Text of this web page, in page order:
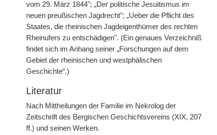
vom 29. März 1844"; „Der politische Jesuitismus im
neuen preußischen Jagdrecht"; „Ueber die Pflicht des
Staates, die rheinischen Jagdeigenthümer des rechten
Rheinufers zu entschädigen". (Ein genaues Verzeichniß
findet sich im Anhang seiner „Forschungen auf dem
Gebiet der rheinischen und westphälischen
Geschichte“.)
Literatur
Nach Mittheilungen der Familie im Nekrolog der
Zeitschrift des Bergischen Geschichtsvereins (XIX, 207
ff.) und seinen Werken.